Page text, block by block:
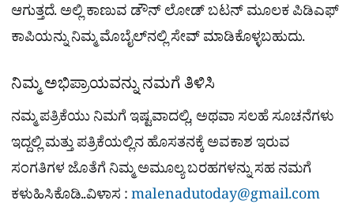
ಆಗುತ್ತದೆ. ಅಲ್ಲಿ ಕಾಣುವ ಡೌನ್​ ಲೋಡ್​ ಬಟನ್​ ಮೂಲಕ ಪಿಡಿಎಫ್​
ಕಾಪಿಯನ್ನು ನಿಮ್ಮ ಮೊಬೈಲ್​​ನಲ್ಲಿ ಸೇವ್ ಮಾಡಿಕೊಳ್ಳಬಹುದು.
ನಿಮ್ಮ ಅಭಿಪ್ರಾಯವನ್ನು ನಮಗೆ ತಿಳಿಸಿ
ನಮ್ಮ ಪತ್ರಿಕೆಯು ನಿಮಗೆ ಇಷ್ಟವಾದಲ್ಲಿ, ಅಥವಾ ಸಲಹೆ ಸೂಚನೆಗಳು
ಇದ್ದಲ್ಲಿ ಮತ್ತು ಪತ್ರಿಕೆಯಲ್ಲಿನ ಹೊಸತನಕ್ಕೆ ಅವಕಾಶ ಇರುವ
ಸಂಗತಿಗಳ ಜೊತೆಗೆ ನಿಮ್ಮ ಅಮೂಲ್ಯ ಬರಹಗಳನ್ನು ಸಹ ನಮಗೆ
ಕಳುಹಿಸಿಕೊಡಿ..ವಿಳಾಸ :malenadutoday@gmail.com